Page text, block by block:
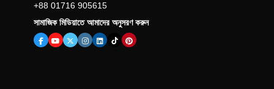
+88 01716 905615
সামাজিক মিডিয়াতে আমাদের অনুসরণ করুন